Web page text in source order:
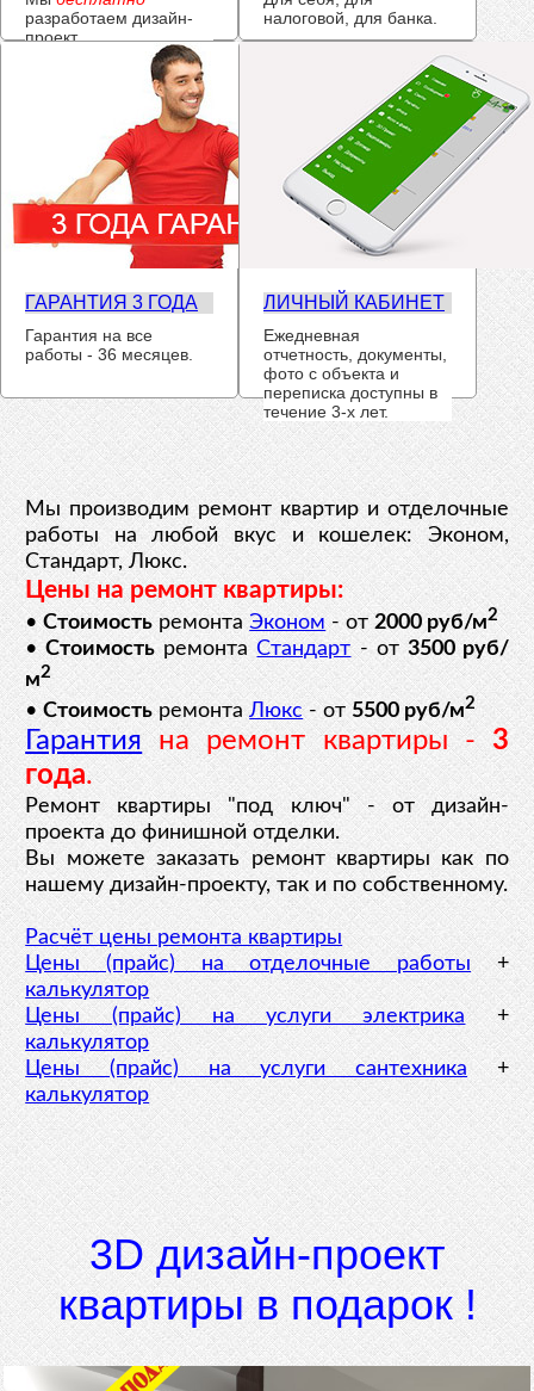
разработаем дизайн-
проект.
налоговой, для банка.
ГАРАНТИЯ 3 ГОДА
Гарантия на все
работы - 36 месяцев.
ЛИЧНЫЙ КАБИНЕТ
Ежедневная
отчетность, документы,
фото с объекта и
переписка доступны в
течение 3-х лет.
Мы производим ремонт квартир и отделочные
работы на любой вкус и кошелек: Эконом,
Стандарт, Люкс.
Цены на ремонт квартиры:
•СтоимостьремонтаЭконом- от2000 руб/м2
•СтоимостьремонтаСтандарт- от 3500 руб/
м2
•СтоимостьремонтаЛюкс- от5500 руб/м2
Гарантияна ремонт квартиры - 3
года.
Ремонт квартиры "под ключ" - от дизайн-
проекта до финишной отделки.
Вы можете заказать ремонт квартиры как по
нашему дизайн-проекту, так и по собственному.
Расчёт цены ремонта квартиры
Цены (прайс) на отделочные работы+
калькулятор
Цены (прайс) на услуги электрика+
калькулятор
Цены (прайс) на услуги сантехника +
калькулятор
3D дизайн-проект
квартиры в подарок !